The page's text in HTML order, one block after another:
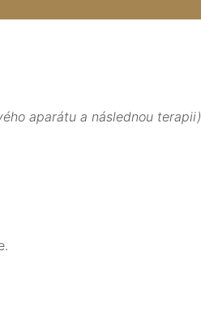
aparátu a následnou terapii)